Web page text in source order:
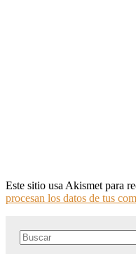
Este sitio usa Akismet para
procesan los datos de tus
Search